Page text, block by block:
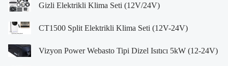
Gizli Elektrikli Klima Seti (12V/24V)
CT1500 Split Elektrikli Klima Seti (12V-24V)
Vizyon Power Webasto Tipi Dizel Isıtıcı 5kW (12-24V)